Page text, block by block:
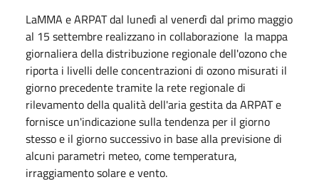
LaMMA e ARPAT dal lunedì al venerdì dal primo maggio
al 15 settembre realizzano in collaborazione la mappa
giornaliera della distribuzione regionale dell'ozono che
riporta i livelli delle concentrazioni di ozono misurati il
giorno precedente tramite la rete regionale di
rilevamento della qualità dell'aria gestita da ARPAT e
fornisce un'indicazione sulla tendenza per il giorno
stesso e il giorno successivo in base alla previsione di
alcuni parametri meteo, come temperatura,
irraggiamento solare e vento.